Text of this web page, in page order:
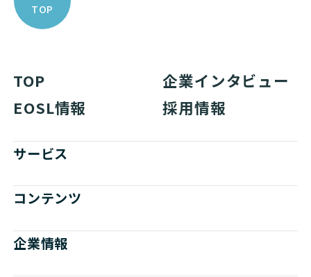
TOP
TOP
企業インタビュー
EOSL情報
採用情報
サービス
コンテンツ
企業情報